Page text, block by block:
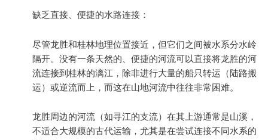
缺乏直接、便捷的水路连接：
尽管龙胜和桂林地理位置接近，但它们之间被水系分水岭
隔开。没有一条天然的、便捷的河流可以直接将龙胜的河
流连接到桂林的漓江，除非进行大量的船只转运（陆路搬
运）或逆流而上，而这在山地河流中往往非常困难。
龙胜周边的河流（如寻江的支流）在其上游通常是山溪，
不适合大规模的古代运输，尤其是在尝试连接不同水系的